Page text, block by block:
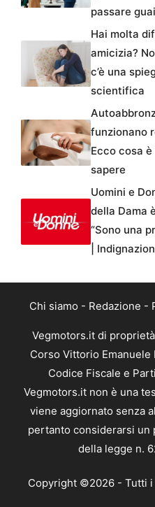
passare
Hai molta
amicizia?
c’è una
scientifica
funzionano
Ecco cosa
sapere
Uomini e
della Dama
“Sono una
|
Chi siamo - Redazione -
Vegmotors.it di
Corso Vittorio Emanuele
Codice Fiscale e
Vegmotors.it non è una
viene aggiornato senza
pertanto considerarsi un
della legge n.
Copyright ©2026 - Tutti